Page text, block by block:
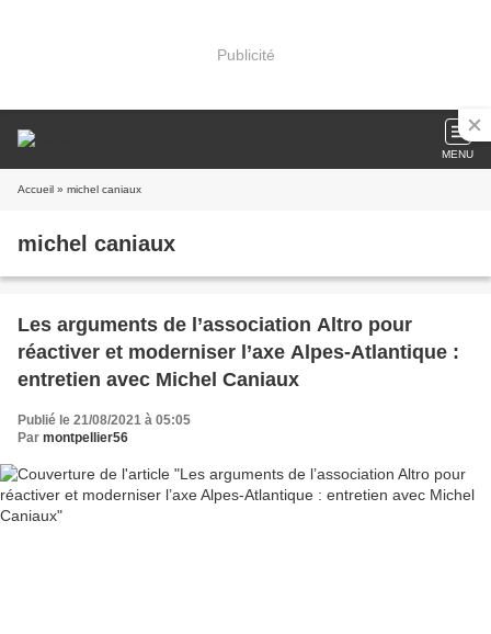
Publicité
MENU
Accueil » michel caniaux
michel caniaux
Les arguments de l’association Altro pour
réactiver et moderniser l’axe Alpes-Atlantique :
entretien avec Michel Caniaux
Publié le 21/08/2021 à 05:05
Par montpellier56